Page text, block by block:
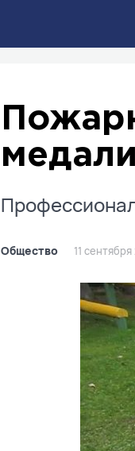
Общество 11